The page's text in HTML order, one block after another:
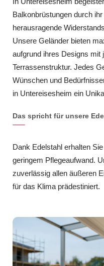
Balkonbrüstungen durch
herausragende
Unsere Geländer bieten
aufgrund ihres Designs mit
Terrassenstruktur. Jedes
Wünschen und
in Untereisesheim ein
Das spricht für unsere
Dank Edelstahl erhalten
geringem Pflegeaufwand.
zuverlässig allen äußeren
für das Klima prädestiniert.